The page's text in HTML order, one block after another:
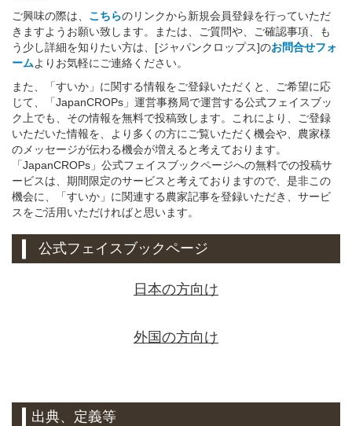
ご興味の際は、 こちらのリンクから新規会員登録を行っていただ
きますようお願い致します。または、ご質問や、ご確認事項、も
う少し詳細を知りたい方は、[ジャパンクロップス]のお問合せフォ
ームよりお気軽にご連絡ください。
また、「すいか」に関する情報をご登録いただくと、ご希望に応
じて、「JapanCROPs」運営事務局で運営する公式フェイスブッ
ク上でも、その情報を無料で投稿致します。これにより、ご登録
いただいた情報を、より多くの方にご覧いただく機会や、農家様
のメッセージが伝わる機会が増えると考えております。
「JapanCROPs」公式フェイスブックページへの無料での投稿サ
ービスは、期間限定のサービスと考えておりますので、是非この
機会に、「すいか」に関連する農家記事を登録いただき、サービ
スをご活用いただければと思います。
公式フェイスブックページ
日本の方向け
外国の方向け
出典、定義等